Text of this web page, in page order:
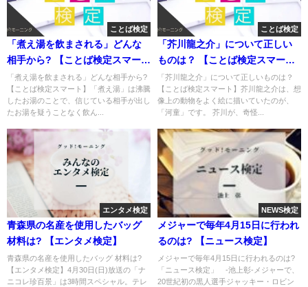
ことば検定
「煮え湯を飲まされる」どんな
相手から? 【ことば検定スマー
ト】
「煮え湯を飲まされる」どんな相手から?
【ことば検定スマート】「煮え湯」は沸騰
したお湯のことで、信じている相手が出し
たお湯を疑うことなく飲ん...
ことば検定
「芥川龍之介」について正しい
ものは？ 【ことば検定スマー
ト】
「芥川龍之介」について正しいものは？
【ことば検定スマート】芥川龍之介は、想
像上の動物をよく絵に描いていたのが、
「河童」です。 芥川が、奇怪...
エンタメ検定
青森県の名産を使用したバッグ
材料は? 【エンタメ検定】
青森県の名産を使用したバッグ 材料は?
【エンタメ検定】4月30日(日)放送の「ナ
ニコレ珍百景」は3時間スペシャル。テレ
NEWS検定
メジャーで毎年4月15日に行われ
るのは? 【ニュース検定】
メジャーで毎年4月15日に行われるのは?
「ニュース検定」 -池上彰-メジャーで、
20世紀初の黒人選手ジャッキー・ロビン